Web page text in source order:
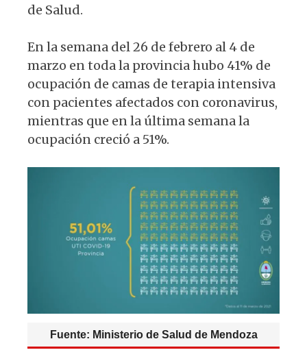
de Salud.
En la semana del 26 de febrero al 4 de
marzo en toda la provincia hubo 41% de
ocupación de camas de terapia intensiva
con pacientes afectados con coronavirus,
mientras que en la última semana la
ocupación creció a 51%.
Fuente: Ministerio de Salud de Mendoza